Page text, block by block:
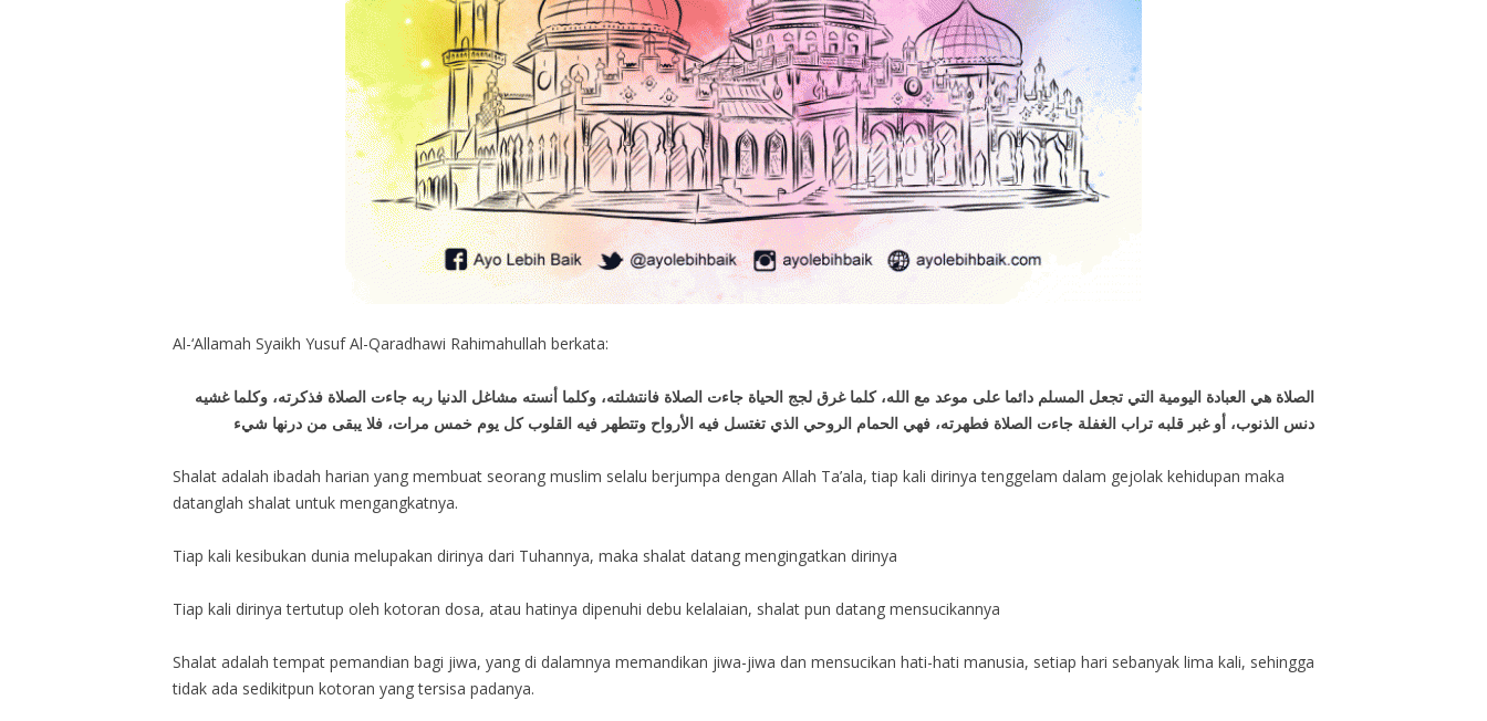
Al-‘Allamah Syaikh Yusuf Al-Qaradhawi Rahimahullah berkata:
الصلاة هي العبادة اليومية التي تجعل المسلم دائما على موعد مع الله، كلما غرق لجج الحياة جاءت الصلاة فانتشلته، وكلما أنسته مشاغل الدنيا ربه جاءت الصلاة فذكرته، وكلما غشيه
دنس الذنوب، أو غبر قلبه تراب الغفلة جاءت الصلاة فطهرته، فهي الحمام الروحي الذي تغتسل فيه الأرواح وتتطهر فيه القلوب كل يوم خمس مرات، فلا يبقى من درنها شيء
Shalat adalah ibadah harian yang membuat seorang muslim selalu berjumpa dengan Allah Ta’ala, tiap kali dirinya tenggelam dalam gejolak kehidupan maka
datanglah shalat untuk mengangkatnya.
Tiap kali kesibukan dunia melupakan dirinya dari Tuhannya, maka shalat datang mengingatkan dirinya
Tiap kali dirinya tertutup oleh kotoran dosa, atau hatinya dipenuhi debu kelalaian, shalat pun datang mensucikannya
Shalat adalah tempat pemandian bagi jiwa, yang di dalamnya memandikan jiwa-jiwa dan mensucikan hati-hati manusia, setiap hari sebanyak lima kali, sehingga
tidak ada sedikitpun kotoran yang tersisa padanya.